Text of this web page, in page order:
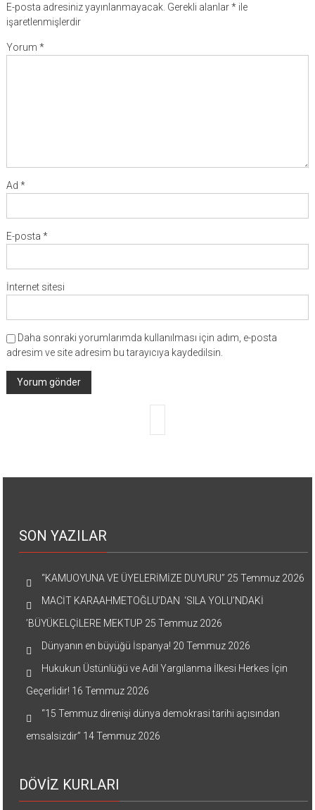
E-posta adresiniz yayınlanmayacak. Gerekli alanlar*ile
işaretlenmişlerdir
Yorum *
Ad *
E-posta *
İnternet sitesi
Daha sonraki yorumlarımda kullanılması için adım, e-posta
adresim ve site adresim bu tarayıcıya kaydedilsin.
SON YAZILAR
“KAMUOYUNA VE ÜYELERİMİZE DUYURU” 25 Temmuz 2026
MACİT KARAAHMETOĞLU’DAN ‘SILA YOLU’NDAKİ
’BÜYÜKELÇİLERE MEKTUP 25 Temmuz 2026
Dünyanın en büyüğü İspanya! 20 Temmuz 2026
Hukukun Üstünlüğü ve Adil Yargılanma İlkesi Herkes İçin
Geçerlidir! 16 Temmuz 2026
“15 Temmuz direnişi dünya demokrasi tarihi açısından
emsalsizdir” 14 Temmuz 2026
DÖVİZ KURLARI